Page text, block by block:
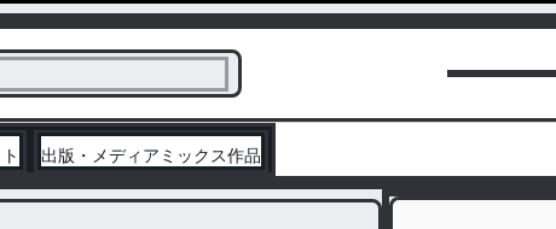
出版・メディアミックス作品